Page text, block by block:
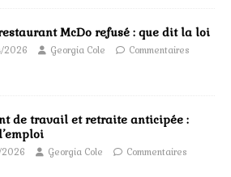
McDo refusé : que dit la loi
2026 Georgia Cole
Commentaires
de travail et retraite anticipée :
Georgia Cole
Commentaires